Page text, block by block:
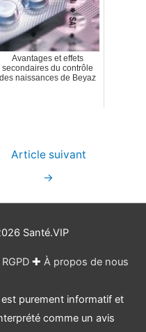
Avantages et effets
secondaires du contrôle
des naissances de Beyaz
Article suivant
→
Santé.VIP
✚ À propos de nous
purement informatif et
comme un avis